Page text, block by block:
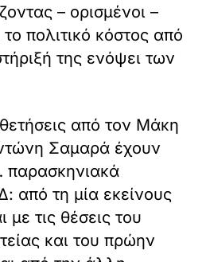
– ορισμένοι –
πολιτικό κόστος από
της ενόψει των
από τον Μάκη
Σαμαρά έχουν
παρασκηνιακά
από τη μία εκείνους
τις θέσεις του
και του πρώην